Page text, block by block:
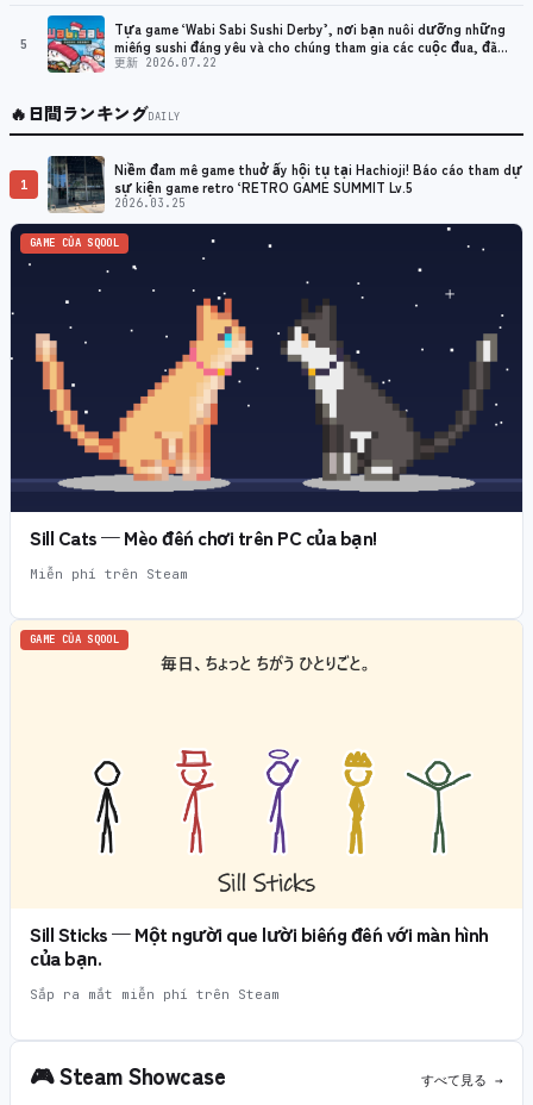
5
Tựa game ‘Wabi Sabi Sushi Derby’, nơi bạn nuôi dưỡng những
miếng sushi đáng yêu và cho chúng tham gia các cuộc đua, đã
chính thức được phát hành!
更新 2026.07.22
🔥日間ランキングDAILY
1
Niềm đam mê game thuở ấy hội tụ tại Hachioji! Báo cáo tham dự
sự kiện game retro ‘RETRO GAME SUMMIT Lv.5
2026.03.25
GAME CỦA SQOOL
Sill Cats — Mèo đến chơi trên PC của bạn!
Miễn phí trên Steam
GAME CỦA SQOOL
Sill Sticks — Một người que lười biếng đến với màn hình
của bạn.
Sắp ra mắt miễn phí trên Steam
🎮Steam Showcase すべて見る →